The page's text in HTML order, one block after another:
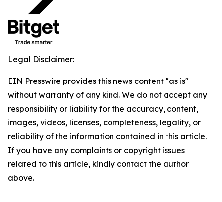
Legal Disclaimer:
EIN Presswire provides this news content "as is"
without warranty of any kind. We do not accept any
responsibility or liability for the accuracy, content,
images, videos, licenses, completeness, legality, or
reliability of the information contained in this article.
If you have any complaints or copyright issues
related to this article, kindly contact the author
above.